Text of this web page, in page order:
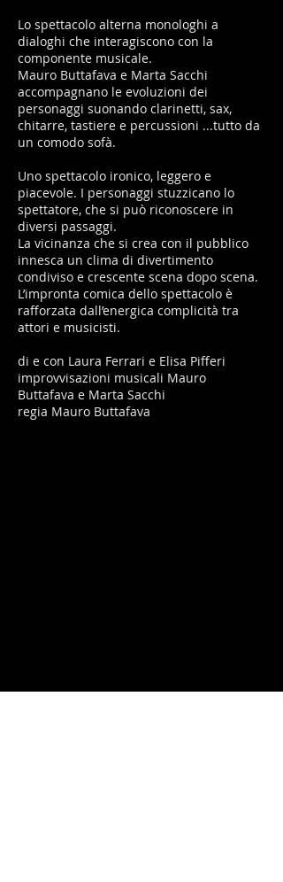
Lo spettacolo alterna monologhi a
dialoghi che interagiscono con la
componente musicale.
Mauro Buttafava e Marta Sacchi
accompagnano le evoluzioni dei
personaggi suonando clarinetti, sax,
chitarre, tastiere e percussioni ...tutto da
un comodo sofà.
Uno spettacolo ironico, leggero e
piacevole. I personaggi stuzzicano lo
spettatore, che si può riconoscere in
diversi passaggi.
La vicinanza che si crea con il pubblico
innesca un clima di divertimento
condiviso e crescente scena dopo scena.
L’impronta comica dello spettacolo è
rafforzata dall’energica complicità tra
attori e musicisti.
di e con Laura Ferrari e Elisa Pifferi
improvvisazioni musicali Mauro
Buttafava e Marta Sacchi
regia Mauro Buttafava